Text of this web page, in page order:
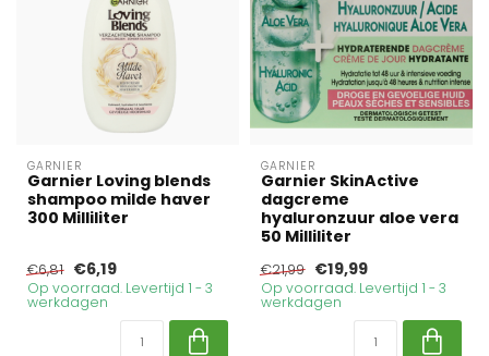
GARNIER
Garnier Loving blends
shampoo milde haver
300 Milliliter
€6,81 €6,19
Op voorraad. Levertijd 1 - 3
werkdagen
GARNIER
Garnier SkinActive
dagcreme
hyaluronzuur aloe vera
50 Milliliter
€21,99 €19,99
Op voorraad. Levertijd 1 - 3
werkdagen